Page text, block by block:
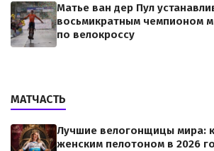
Матье ван дер Пул
восьмикратным чемпионом
по велокроссу
МАТЧАСТЬ
Лучшие велогонщицы мира:
женским пелотоном в 2026